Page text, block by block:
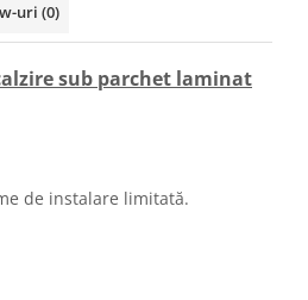
uri (0)
sub parchet laminat
de instalare limitată.